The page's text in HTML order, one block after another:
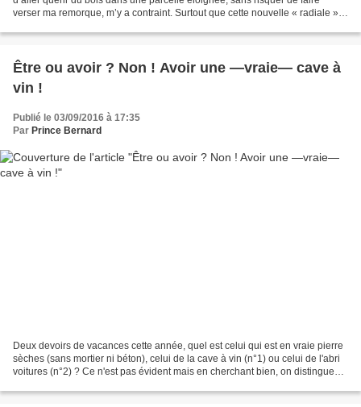
verser ma remorque, m’y a contraint. Surtout que cette nouvelle « radiale »
Être ou avoir ? Non ! Avoir une —vraie— cave à
vin !
Publié le 03/09/2016 à 17:35
Par Prince Bernard
Deux devoirs de vacances cette année, quel est celui qui est en vraie pierre
sèches (sans mortier ni béton), celui de la cave à vin (n°1) ou celui de l'abri
voitures (n°2) ? Ce n'est pas évident mais en cherchant bien, on distingue